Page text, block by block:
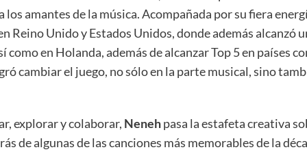
amantes de la música. Acompañada por su fiera
Reino Unido y Estados Unidos, donde además alcanzó
como en Holanda, además de alcanzar Top 5 en países
cambiar el juego, no sólo en la parte musical, sino
explorar y colaborar, Nenehpasa la estafeta creativa
de algunas de las canciones más memorables de la